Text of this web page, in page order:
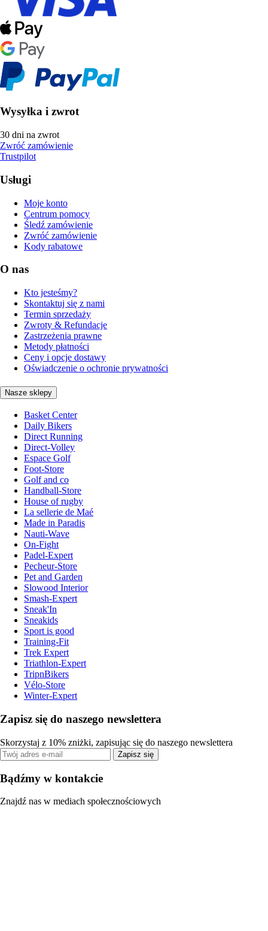
Wysyłka i zwrot
30 dni na zwrot
Zwróć zamówienie
Trustpilot
Usługi
Moje konto
Centrum pomocy
Śledź zamówienie
Zwróć zamówienie
Kody rabatowe
O nas
Kto jesteśmy?
Skontaktuj się z nami
Termin sprzedaży
Zwroty & Refundacje
Zastrzeżenia prawne
Metody płatności
Ceny i opcje dostawy
Oświadczenie o ochronie prywatności
Nasze sklepy
Basket Center
Daily Bikers
Direct Running
Direct-Volley
Espace Golf
Foot-Store
Golf and co
Handball-Store
House of rugby
La sellerie de Maé
Made in Paradis
Nauti-Wave
On-Fight
Padel-Expert
Pecheur-Store
Pet and Garden
Slowood Interior
Smash-Expert
Sneak'In
Sneakids
Sport is good
Training-Fit
Trek Expert
Triathlon-Expert
TripnBikers
Vélo-Store
Winter-Expert
Zapisz się do naszego newslettera
Skorzystaj z 10% zniżki, zapisując się do naszego newslettera
Zapisz się
Bądźmy w kontakcie
Znajdź nas w mediach społecznościowych